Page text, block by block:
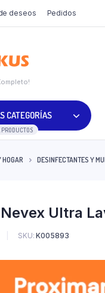
deseos Pedidos
CATEGORÍAS
PRODUCTOS
DESINFECTANTES Y
Ultra
SKU: K005893